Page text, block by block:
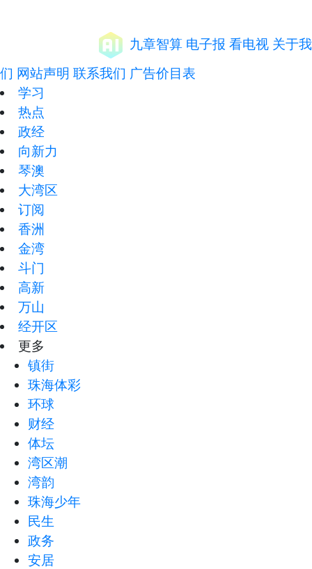
九章智算 电子报 看电视 关于我
们 网站声明 联系我们 广告价目表
学习
热点
政经
向新力
琴澳
大湾区
订阅
香洲
金湾
斗门
高新
万山
经开区
更多
镇街
珠海体彩
环球
财经
体坛
湾区潮
湾韵
珠海少年
民生
政务
安居